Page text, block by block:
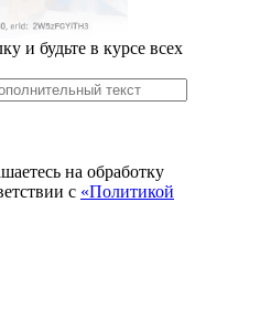
и будьте в курсе всех
на обработку
с «Политикой